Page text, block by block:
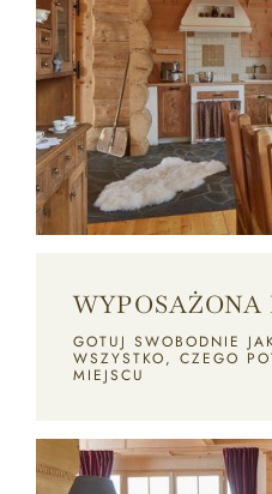
GOTUJ SWOBODNIE
WSZYSTKO, CZEGO
MIEJSCU